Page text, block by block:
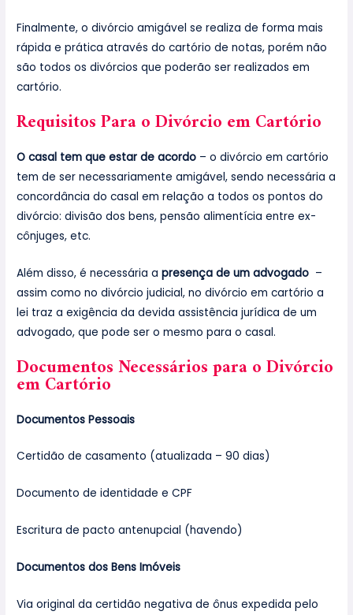
Finalmente, o divórcio amigável se realiza de forma mais
rápida e prática através do cartório de notas, porém não
são todos os divórcios que poderão ser realizados em
cartório.
Requisitos Para o Divórcio em Cartório
O casal tem que estar de acordo – o divórcio em cartório
tem de ser necessariamente amigável, sendo necessária a
concordância do casal em relação a todos os pontos do
divórcio: divisão dos bens, pensão alimentícia entre ex-
cônjuges, etc.
Além disso, é necessária apresença de um advogado –
assim como no divórcio judicial, no divórcio em cartório a
lei traz a exigência da devida assistência jurídica de um
advogado, que pode ser o mesmo para o casal.
Documentos Necessários para o Divórcio
em Cartório
Documentos Pessoais
Certidão de casamento (atualizada – 90 dias)
Documento de identidade e CPF
Escritura de pacto antenupcial (havendo)
Documentos dos Bens Imóveis
Via original da certidão negativa de ônus expedida pelo